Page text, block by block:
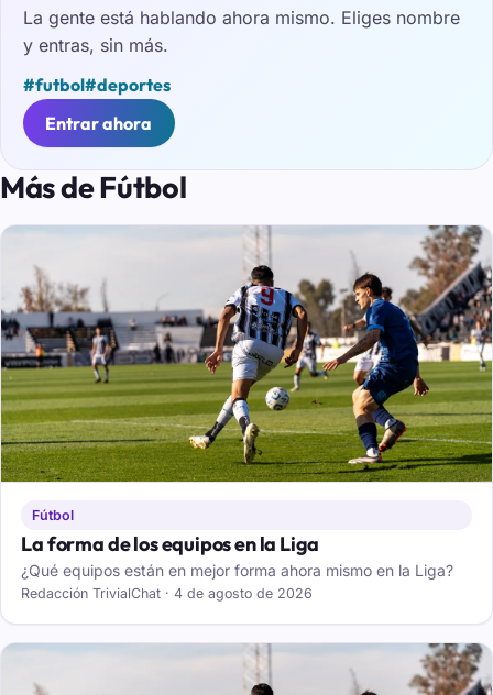
La gente está hablando ahora mismo. Eliges nombre
y entras, sin más.
#futbol#deportes
Entrar ahora
Más de Fútbol
Fútbol
La forma de los equipos en la Liga
¿Qué equipos están en mejor forma ahora mismo en la Liga?
Redacción TrivialChat · 4 de agosto de 2026